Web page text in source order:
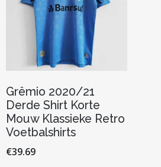
Grêmio 2020/21
Derde Shirt Korte
Mouw Klassieke Retro
Voetbalshirts
€39.69